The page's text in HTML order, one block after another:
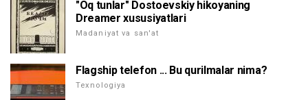
"Oq tunlar" Dostoevskiy hikoyaning
Dreamer xususiyatlari
Madaniyat va san'at
Flagship telefon ... Bu qurilmalar nima?
Texnologiya